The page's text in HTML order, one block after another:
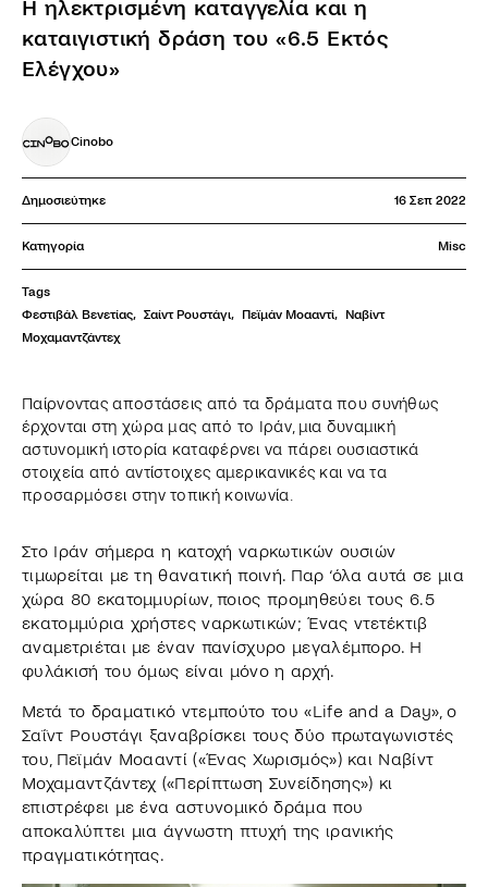
Η ηλεκτρισμένη καταγγελία και η
καταιγιστική δράση του «6.5 Εκτός
Ελέγχου»
Cinobo
Δημοσιεύτηκε 16 Σεπ 2022
Κατηγορία Misc
Tags
Φεστιβάλ Βενετίας, Σαίντ Ρουστάγι, Πεϊμάν Μοααντί,
Ναβίντ
Μοχαμαντζάντεχ
Παίρνοντας αποστάσεις από τα δράματα που συνήθως
έρχονται στη χώρα μας από το Ιράν, μια δυναμική
αστυνομική ιστορία καταφέρνει να πάρει ουσιαστικά
στοιχεία από αντίστοιχες αμερικανικές και να τα
προσαρμόσει στην τοπική κοινωνία.
Στο Ιράν σήμερα η κατοχή ναρκωτικών ουσιών
τιμωρείται με τη θανατική ποινή. Παρ ‘όλα αυτά σε μια
χώρα 80 εκατομμυρίων, ποιος προμηθεύει τους 6.5
εκατομμύρια χρήστες ναρκωτικών; Ένας ντετέκτιβ
αναμετριέται με έναν πανίσχυρο μεγαλέμπορο. Η
φυλάκισή του όμως είναι μόνο η αρχή.
Μετά το δραματικό ντεμπούτο του «Life and a Day», ο
Σαΐντ Ρουστάγι ξαναβρίσκει τους δύο πρωταγωνιστές
του, Πεϊμάν Μοααντί («Ένας Χωρισμός») και Ναβίντ
Μοχαμαντζάντεχ («Περίπτωση Συνείδησης») κι
επιστρέφει με ένα αστυνομικό δράμα που
αποκαλύπτει μια άγνωστη πτυχή της ιρανικής
πραγματικότητας.